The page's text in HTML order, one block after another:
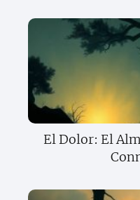
El Dolor: El